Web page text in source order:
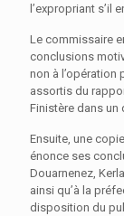
l’expropriant s’il
Le commissaire
conclusions
non à l’opération
assortis du
Finistère dans un
Ensuite, une
énonce ses
Douarnenez,
ainsi qu’à la
disposition du